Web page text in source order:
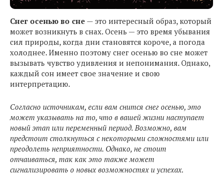
Снег осенью во сне — это интересный образ, который
может возникнуть в снах. Осень — это время убывания
сил природы, когда дни становятся короче, а погода
холоднее. Именно поэтому снег осенью во сне может
вызывать чувство удивления и непонимания. Однако,
каждый сон имеет свое значение и свою
интерпретацию.
Согласно источникам, если вам снится снег осенью, это
может указывать на то, что в вашей жизни наступает
новый этап или переменный период. Возможно, вам
предстоит столкнуться с некоторыми сложностями или
преодолеть неприятности. Однако, не стоит
отчаиваться, так как это также может
сигнализировать о новых возможностях и успехах.